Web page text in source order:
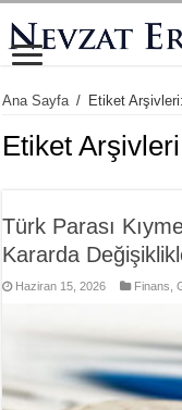
Ana Sayfa / Etiket
Etiket
Türk Parası
Kararda
Haziran 15, 2026 Finans ,